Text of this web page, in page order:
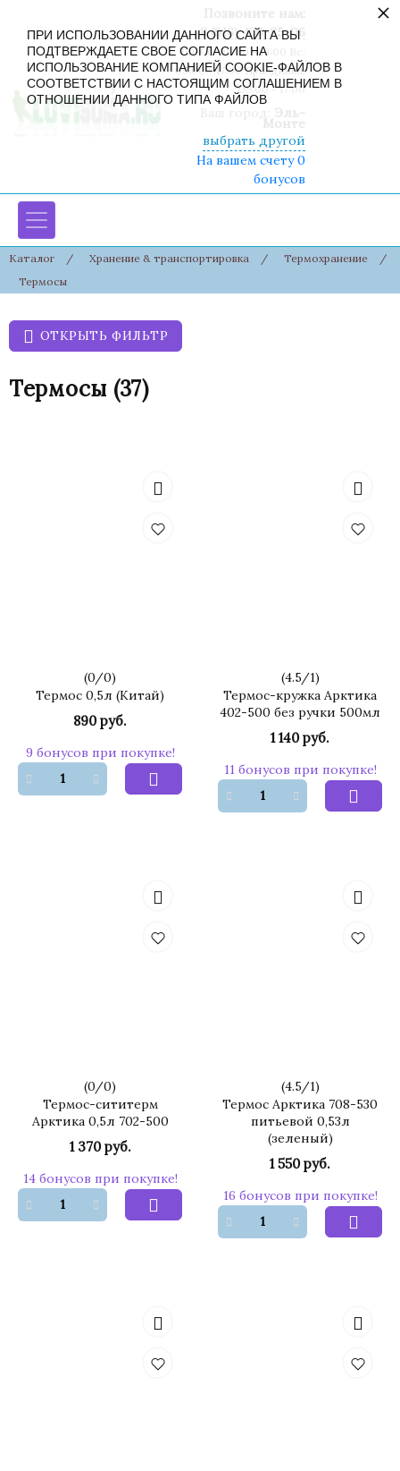
8 (916) 430-85-06
Пн-Сб: 09:00 - 19:00 Вс:
09:00 - 17:00 Праздники:
09:00 - 17:00
выбрать другой
На вашем счету 0
бонусов
Каталог / Хранение & транспортировка / Термохранение
/
Термосы
ОТКРЫТЬ ФИЛЬТР
Термосы (37)
(0/0)
Термос 0,5л (Китай)
890 руб.
9 бонусов при покупке!
(4.5/1)
Термос-кружка Арктика
402-500 без ручки 500мл
1 140 руб.
11 бонусов при покупке!
(0/0)
Термос-сититерм
Арктика 0,5л 702-500
1 370 руб.
14 бонусов при покупке!
(4.5/1)
Термос Арктика 708-530
питьевой 0,53л
(зеленый)
1 550 руб.
16 бонусов при покупке!
ПРИ ИСПОЛЬЗОВАНИИ ДАННОГО САЙТА ВЫ
ПОДТВЕРЖДАЕТЕ СВОЕ СОГЛАСИЕ НА
ИСПОЛЬЗОВАНИЕ КОМПАНИЕЙ COOKIE-ФАЙЛОВ В
СООТВЕТСТВИИ С НАСТОЯЩИМ СОГЛАШЕНИЕМ В
ОТНОШЕНИИ ДАННОГО ТИПА ФАЙЛОВ
×